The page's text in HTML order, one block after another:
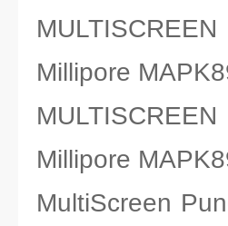
Millipore
Millipore
MultiScreen